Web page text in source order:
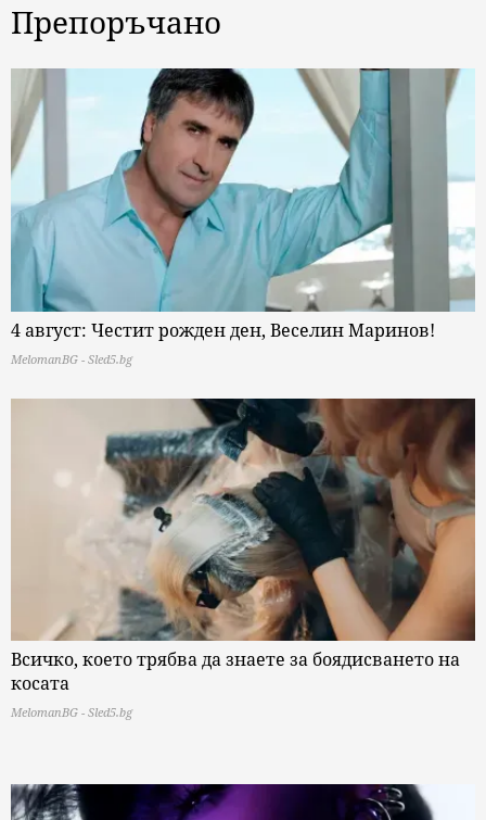
Препоръчано
4 август: Честит рожден ден, Веселин Маринов!
MelomanBG - Sled5.bg
Всичко, което трябва да знаете за боядисването на
косата
MelomanBG - Sled5.bg